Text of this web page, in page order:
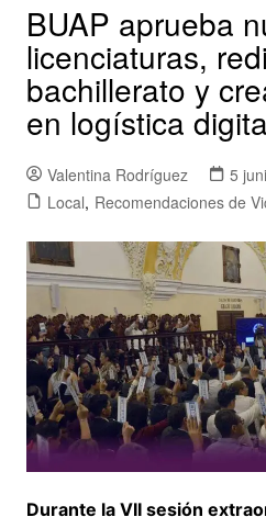
BUAP aprueba
licenciaturas,
bachillerato y
en logística
Valentina Rodríguez
5
Local, Recomendaciones de
Durante la VII sesión